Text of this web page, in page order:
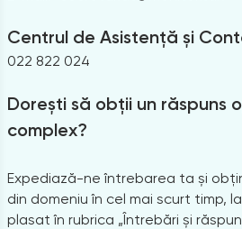
Centrul de Asistență și
022 822 024
Dorești să obții un răspuns
complex?
Expediază-ne întrebarea ta și
din domeniu în cel mai scurt timp,
plasat în rubrica „Întrebări și